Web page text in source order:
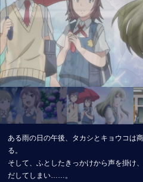
ある雨の日の午後、タカシとキョウコは
る。
そして、ふとしたきっかけから声を掛け
だしてしまい……。